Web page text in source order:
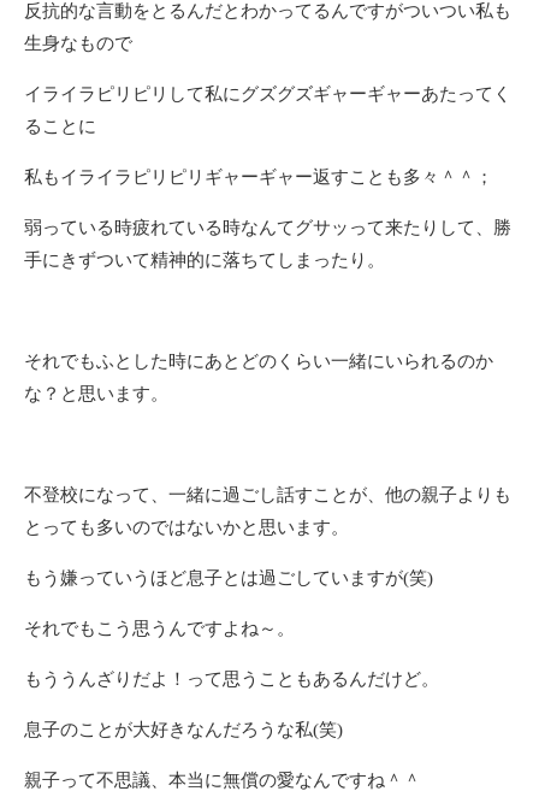
反抗的な言動をとるんだとわかってるんですがついつい私も
生身なもので
イライラピリピリして私にグズグズギャーギャーあたってく
ることに
私もイライラピリピリギャーギャー返すことも多々＾＾；
弱っている時疲れている時なんてグサッって来たりして、勝
手にきずついて精神的に落ちてしまったり。
それでもふとした時にあとどのくらい一緒にいられるのか
な？と思います。
不登校になって、一緒に過ごし話すことが、他の親子よりも
とっても多いのではないかと思います。
もう嫌っていうほど息子とは過ごしていますが(笑)
それでもこう思うんですよね～。
もううんざりだよ！って思うこともあるんだけど。
息子のことが大好きなんだろうな私(笑)
親子って不思議、本当に無償の愛なんですね＾＾